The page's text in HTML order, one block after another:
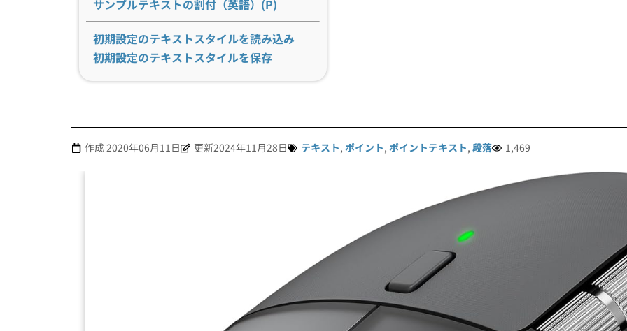
サンプルテキストの割付（英語）(P)
初期設定のテキストスタイルを読み込み
初期設定のテキストスタイルを保存
作成2020年06月11日 更新2024年11月28日 テキスト, ポイント, ポイントテキスト, 段落 1,469